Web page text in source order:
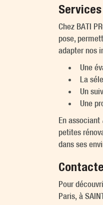
Chez BATI
pose,
adapter nos
Une
La
Un
Une
En associant
petites
dans ses
Pour
Paris, à